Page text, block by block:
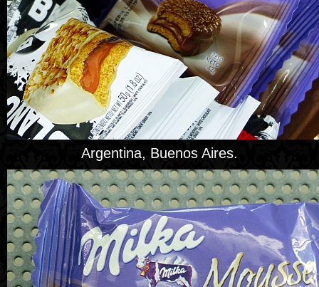
Argentina, Buenos Aires.